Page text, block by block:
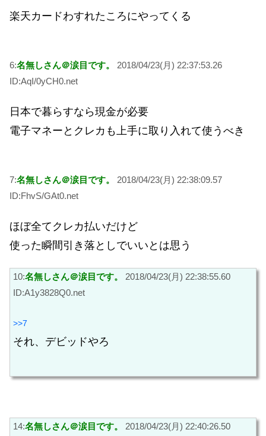
楽天カードわすれたころにやってくる
6:名無しさん＠涙目です。
2018/04/23(月) 22:37:53.26
ID:AqI/0yCH0.net
日本で暮らすなら現金が必要
電子マネーとクレカも上手に取り入れて使うべき
7:名無しさん＠涙目です。
2018/04/23(月) 22:38:09.57
ID:FhvS/GAt0.net
ほぼ全てクレカ払いだけど
使った瞬間引き落としでいいとは思う
10:名無しさん＠涙目です。
2018/04/23(月) 22:38:55.60
ID:A1y3828Q0.net
>>7
それ、デビッドやろ
14:名無しさん＠涙目です。
2018/04/23(月) 22:40:26.50